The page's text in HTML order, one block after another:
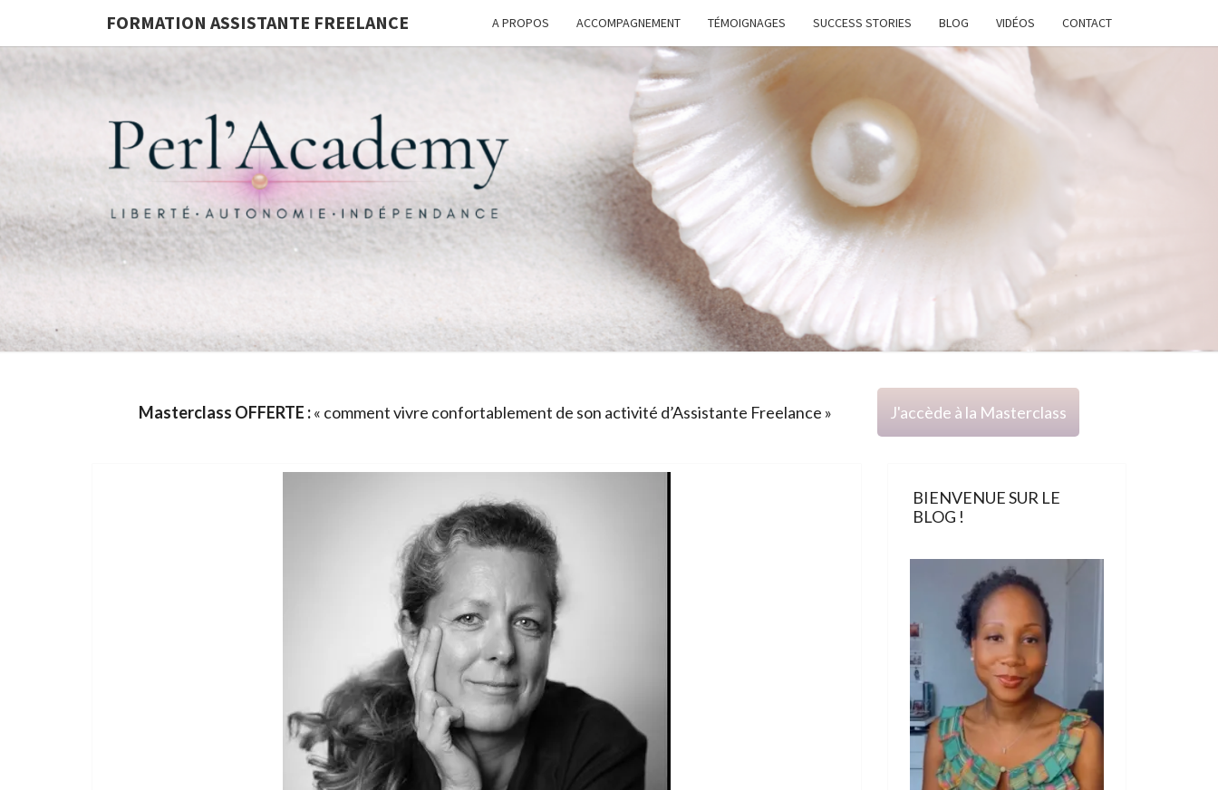
FORMATION ASSISTANTE FREELANCE A PROPOS ACCOMPAGNEMENT TÉMOIGNAGES SUCCESS STORIES BLOG VIDÉOS CONTACT
FORMATION
ASSISTANTE
FREELANCE
G
Masterclass OFFERTE :« comment vivre confortablement de son activité d’Assistante Freelance » J'accède à la Masterclass
BIENVENUE SUR LE
BLOG !